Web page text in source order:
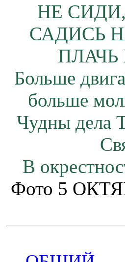
НЕ
САДИСЬ
Больше
больше
Чудны дела
В
Фото 5